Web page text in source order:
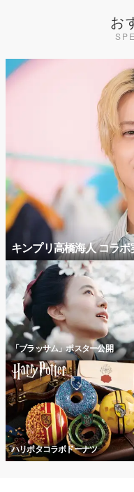
お
キンプリ高橋海人 コラ
「ブラッサム」ポスター公開
ハリポタコラボドーナツ